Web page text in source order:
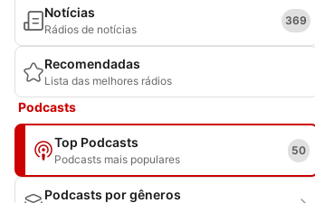
Notícias
Rádios de notícias
369
Recomendadas
Lista das melhores rádios
Podcasts
Top Podcasts
Podcasts mais populares
50
Podcasts por gêneros